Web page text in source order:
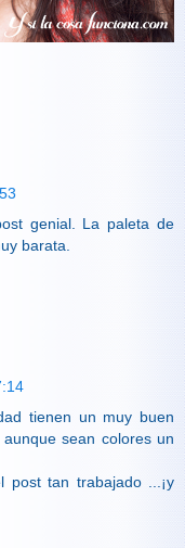
genial. La paleta de
barata.
tienen un muy buen
sean colores un
post tan trabajado ...¡y